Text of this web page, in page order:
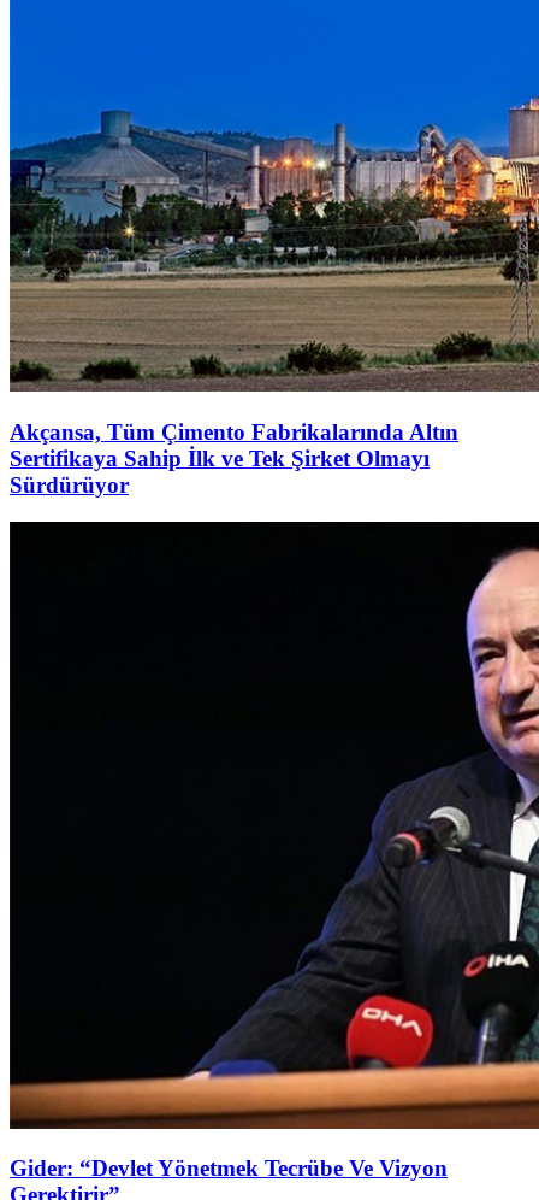
Akçansa, Tüm Çimento Fabrikalarında Altın
Sertifikaya Sahip İlk ve Tek Şirket Olmayı
Sürdürüyor
Gider: “Devlet Yönetmek Tecrübe Ve Vizyon
Gerektirir”